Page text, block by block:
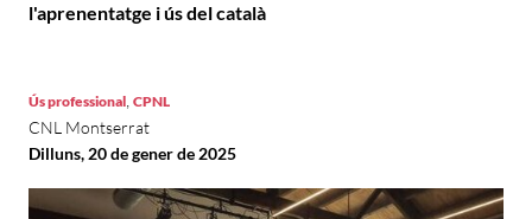
l'aprenentatge i ús del català
Ús professional, CPNL
CNL Montserrat
Dilluns, 20 de gener de 2025